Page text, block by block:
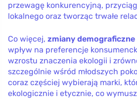
przewagę konkurencyjną,
lokalnego oraz tworząc trwałe
Co więcej, zmiany demograficzne
wpływ na preferencje
wzrostu znaczenia ekologii i
szczególnie wśród młodszych
coraz częściej wybierają marki,
ekologicznie i etycznie, co